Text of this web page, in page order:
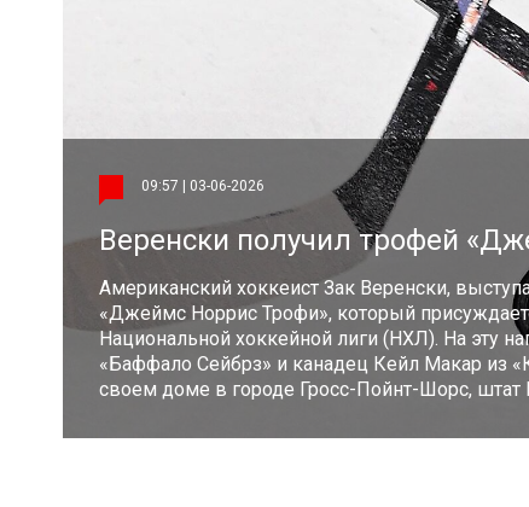
09:57 | 03-06-2026
Веренски получил трофей
Американский хоккеист Зак Веренски,
«Джеймс Норрис Трофи», который
Национальной хоккейной лиги (НХЛ). На эту
«Баффало Сейбрз» и канадец Кейл Макар из
своем доме в городе Гросс-Пойнт-Шорс, штат